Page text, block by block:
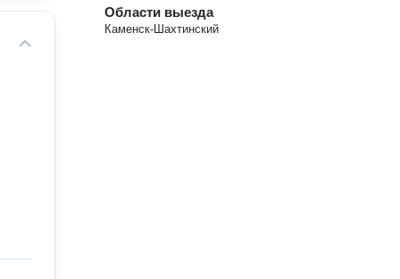
Области выезда
Каменск-Шахтинский